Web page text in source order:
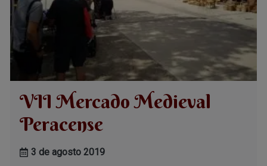
VII Mercado Medieval
Peracense
3 de agosto 2019